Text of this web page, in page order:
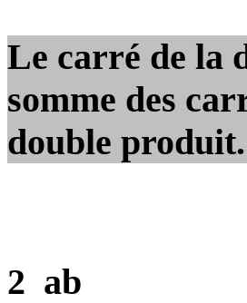
Le carré de la
somme des
double produit.
2 ab